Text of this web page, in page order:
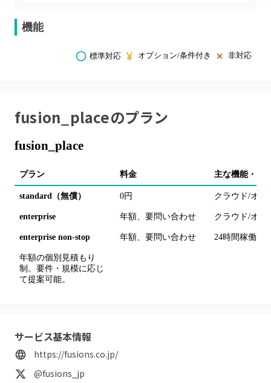
機能
標準対応 オプション/条件付き 非対応
fusion_placeのプラン
fusion_place
プラン 料金 主な機能・備
standard（無償） 0円 クラウド/オン
enterprise 年額、要問い合わせ クラウド/オン
enterprise non-stop 年額、要問い合わせ 24時間稼働（
年額の個別見積もり
制。要件・規模に応じ
て提案可能。
サービス基本情報
https://fusions.co.jp/
@fusions_jp